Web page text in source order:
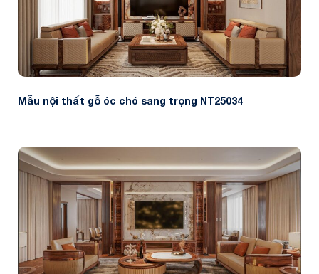
Mẫu nội thất gỗ óc chó sang trọng NT25034